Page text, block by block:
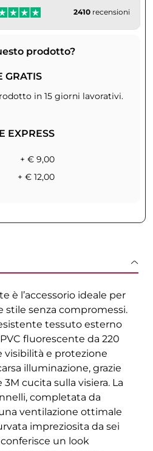
2410 recensioni
prodotto?
GRATIS
in 15 giorni lavorativi.
EXPRESS
+ € 9,00
+ € 12,00
è l’accessorio ideale per
stile senza compromessi.
tessuto esterno
fluorescente da 220
visibilità e protezione
illuminazione, grazie
cucita sulla visiera. La
completata da
ventilazione ottimale
impreziosita da sei
un look